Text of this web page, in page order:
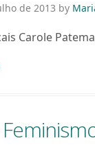
de 2013 by
Carole